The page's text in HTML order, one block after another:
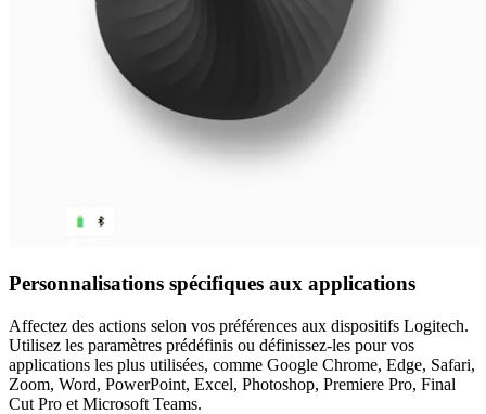
Personnalisations spécifiques aux applications
Affectez des actions selon vos préférences aux dispositifs Logitech.
Utilisez les paramètres prédéfinis ou définissez-les pour vos
applications les plus utilisées, comme Google Chrome, Edge, Safari,
Zoom, Word, PowerPoint, Excel, Photoshop, Premiere Pro, Final
Cut Pro et Microsoft Teams.